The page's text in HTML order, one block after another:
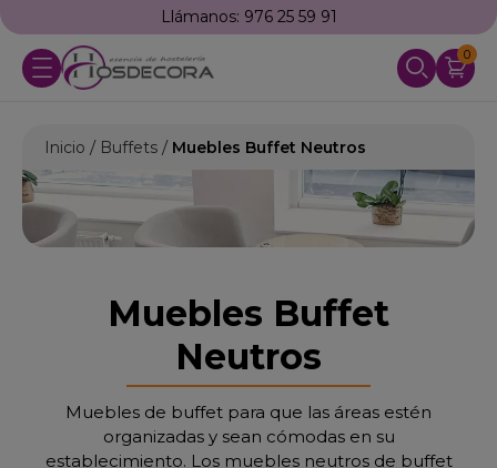
Llámanos: 976 25 59 91
0
Inicio Buffets Muebles Buffet Neutros
Muebles Buffet
Neutros
Muebles de buffet para que las áreas estén
organizadas y sean cómodas en su
establecimiento. Los muebles neutros de buffet